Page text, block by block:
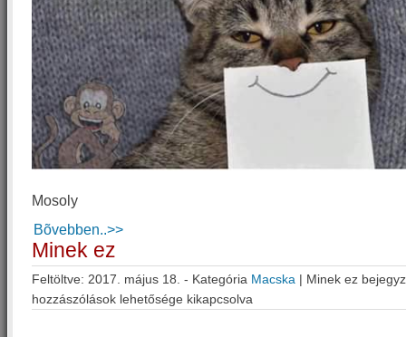
Mosoly
Bõvebben..>>
Minek ez
Feltöltve: 2017. május 18. - Kategória Macska | Minek ez
hozzászólások lehetősége kikapcsolva